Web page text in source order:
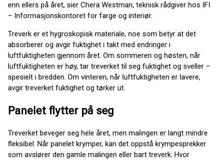
enn ellers på året, sier Chera Westman, teknisk rådgiver hos IFI
– Informasjonskontoret for farge og interiør.
Treverk er et hygroskopisk materiale, noe som betyr at det
absorberer og avgir fuktighet i takt med endringer i
luftfuktigheten gjennom året. Om sommeren og høsten, når
luftfuktigheten er høy, tar treverket til seg fuktighet og sveller –
spesielt i bredden. Om vinteren, når luftfuktigheten er lavere,
avgir treverket fuktighet og tørker ut.
Panelet flytter på seg
Treverket beveger seg hele året, men malingen er langt mindre
fleksibel. Når panelet krymper, kan det oppstå krympesprekker
som avslører den gamle malingen eller bart treverk. Hvor